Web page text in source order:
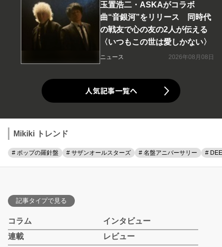
玉置浩二・ASKAがコラボ
曲“音銀河”をリリース 同時代
の戦友で心の友の2人が伝える
〈いつもこの世は愛しかない〉
ニュース 2026年08月08日
人気記事一覧へ
Mikiki トレンド
# ポップの羅針盤 # サザンオールスターズ # 名盤アニバーサリー #
記事タイプで見る
コラム
インタビュー
連載
レビュー